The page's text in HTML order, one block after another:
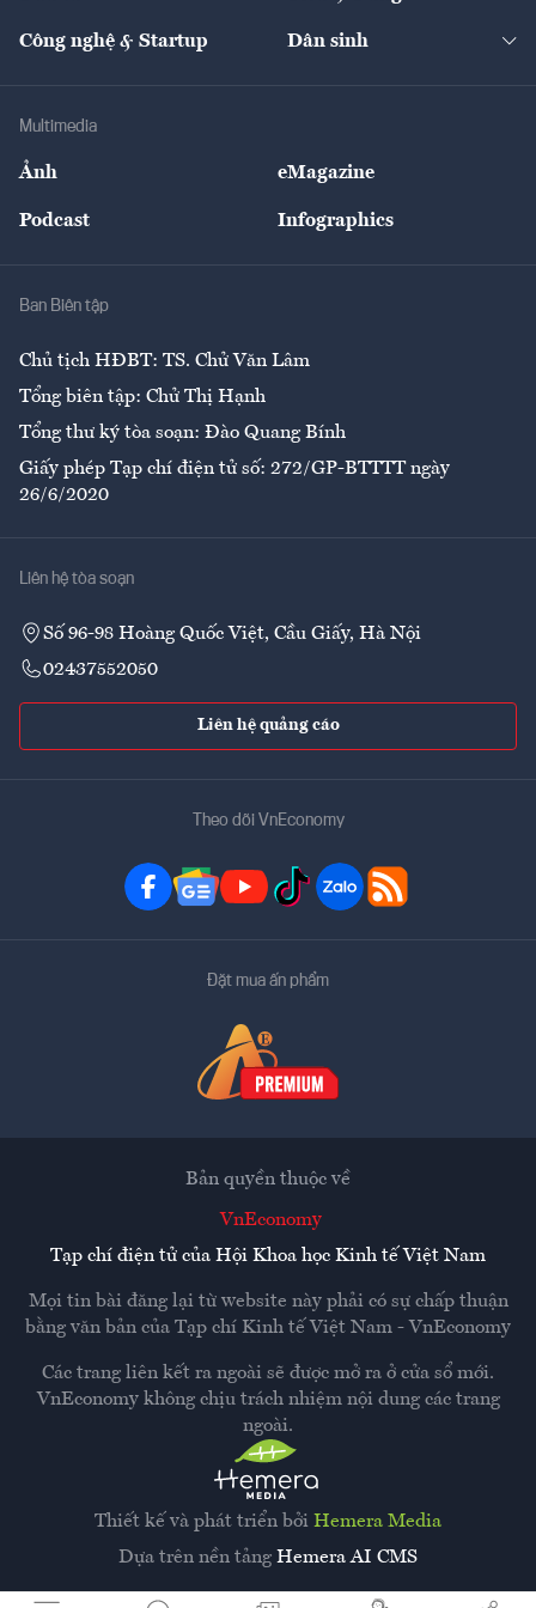
Tư vấn
Thị trường
Nông sản
Giải trí
Công nghệ & Startup Dân sinh
Multimedia
Ảnh eMagazine
Podcast Infographics
Ban Biên tập
Chủ tịch HĐBT: TS. Chử Văn Lâm
Tổng biên tập: Chử Thị Hạnh
Tổng thư ký tòa soạn: Đào Quang Bính
Giấy phép Tạp chí điện tử số: 272/GP-BTTTT ngày
26/6/2020
Liên hệ tòa soạn
Số 96-98 Hoàng Quốc Việt, Cầu Giấy, Hà Nội
02437552050
Liên hệ quảng cáo
Theo dõi VnEconomy
Đặt mua ấn phẩm
Thiết kế và phát triển bởi Hemera Media
Dựa trên nền tảng Hemera AI CMS
Bản quyền thuộc về
VnEconomy
Tạp chí điện tử của Hội Khoa học Kinh tế Việt Nam
Mọi tin bài đăng lại từ website này phải có sự chấp thuận
bằng văn bản của Tạp chí Kinh tế Việt Nam - VnEconomy
Các trang liên kết ra ngoài sẽ được mở ra ở cửa sổ mới.
VnEconomy không chịu trách nhiệm nội dung các trang
ngoài.